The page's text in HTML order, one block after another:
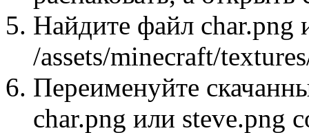
Найдите файл char.png
/assets/minecraft/
Переименуйте
char.png или steve.png